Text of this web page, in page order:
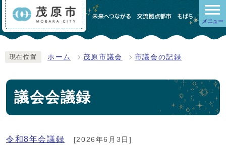
メニュー
現在位置 ホーム 茂原市議会 市議会の記録
議会会議録
令和8年会議録 [2026年6月3日]